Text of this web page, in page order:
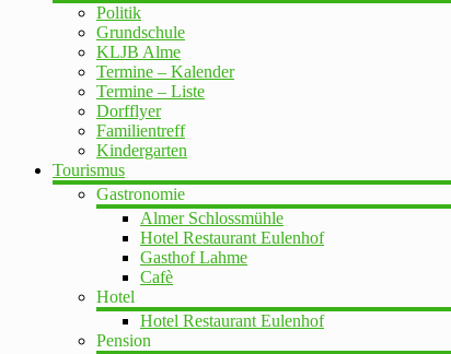
Politik
Grundschule
KLJB Alme
Termine – Kalender
Termine – Liste
Dorfflyer
Familientreff
Kindergarten
Tourismus
Gastronomie
Almer Schlossmühle
Hotel Restaurant Eulenhof
Gasthof Lahme
Cafè
Hotel
Hotel Restaurant Eulenhof
Pension